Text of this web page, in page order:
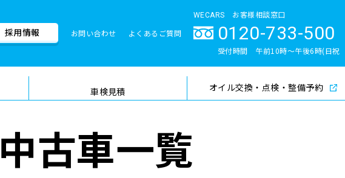
検索
採用情報 お問い合わせ よくあるご質問
WECARS お客様相談窓口
0120-733-500
受付時間 午前10時〜午後6時(日祝
車検見積
品質管理とサポート体制
オイル交換・点検・整備予約
古車一覧